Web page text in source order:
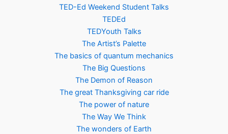
TED-Ed Weekend Student Talks
TEDEd
TEDYouth Talks
The Artist’s Palette
The basics of quantum mechanics
The Big Questions
The Demon of Reason
The great Thanksgiving car ride
The power of nature
The Way We Think
The wonders of Earth